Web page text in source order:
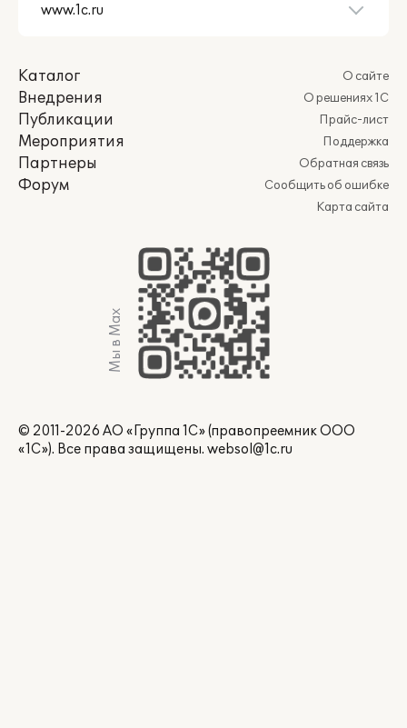
Каталог
Внедрения
Публикации
Мероприятия
Партнеры
Форум
О сайте
О решениях 1С
Прайс-лист
Поддержка
Обратная связь
Сообщить об ошибке
Карта сайта
Мы в Max
© 2011-2026 АО «Группа 1С» (правопреемник ООО
«1С»). Все права защищены. websol@1c.ru